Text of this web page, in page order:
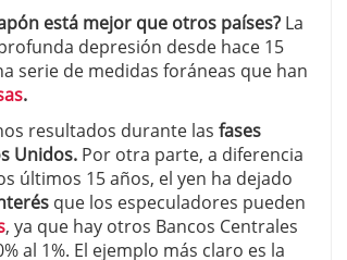
está mejor que otros países? La
depresión desde hace 15
serie de medidas foráneas que han
.
resultados durante las fases
Unidos. Por otra parte, a diferencia
últimos 15 años, el yen ha dejado
que los especuladores pueden
, ya que hay otros Bancos Centrales
al 1%. El ejemplo más claro es la